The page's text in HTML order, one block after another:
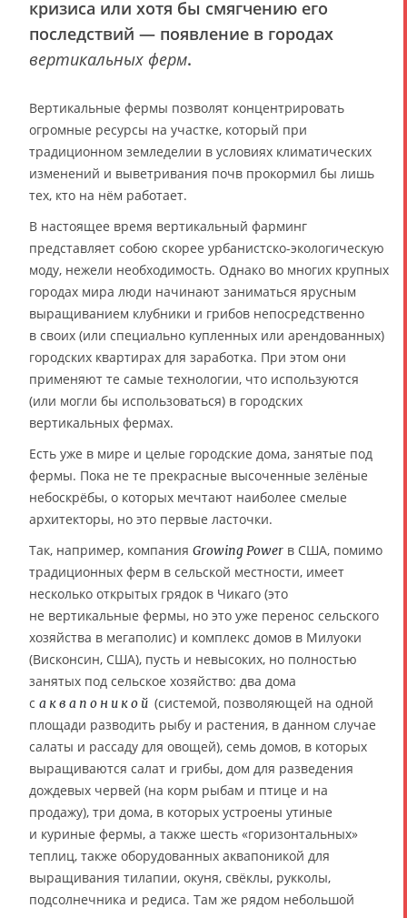
кризиса или хотя бы смягчению его
последствий — появление в городах
вертикальных ферм.
Вертикальные фермы позволят концентрировать
огромные ресурсы на участке, который при
традиционном земледелии в условиях климатических
изменений и выветривания почв прокормил бы лишь
тех, кто на нём работает.
В настоящее время вертикальный фарминг
представляет собою скорее урбанистско-экологическую
моду, нежели необходимость. Однако во многих крупных
городах мира люди начинают заниматься ярусным
выращиванием клубники и грибов непосредственно
в своих (или специально купленных или арендованных)
городских квартирах для заработка. При этом они
применяют те самые технологии, что используются
(или могли бы использоваться) в городских
вертикальных фермах.
Есть уже в мире и целые городские дома, занятые под
фермы. Пока не те прекрасные высоченные зелёные
небоскрёбы, о которых мечтают наиболее смелые
архитекторы, но это первые ласточки.
Так, например, компания Growing Power в США, помимо
традиционных ферм в сельской местности, имеет
несколько открытых грядок в Чикаго (это
не вертикальные фермы, но это уже перенос сельского
хозяйства в мегаполис) и комплекс домов в Милуоки
(Висконсин, США), пусть и невысоких, но полностью
занятых под сельское хозяйство: два дома
с аквапоникой (системой, позволяющей на одной
площади разводить рыбу и растения, в данном случае
салаты и рассаду для овощей), семь домов, в которых
выращиваются салат и грибы, дом для разведения
дождевых червей (на корм рыбам и птице и на
продажу), три дома, в которых устроены утиные
и куриные фермы, а также шесть «горизонтальных»
теплиц, также оборудованных аквапоникой для
выращивания тилапии, окуня, свёклы, рукколы,
подсолнечника и редиса. Там же рядом небольшой